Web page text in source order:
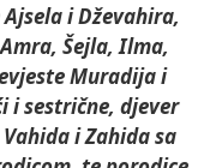
i Dževahira,
Šejla, Ilma,
Muradija i
i sestrične, djever
i Zahida sa